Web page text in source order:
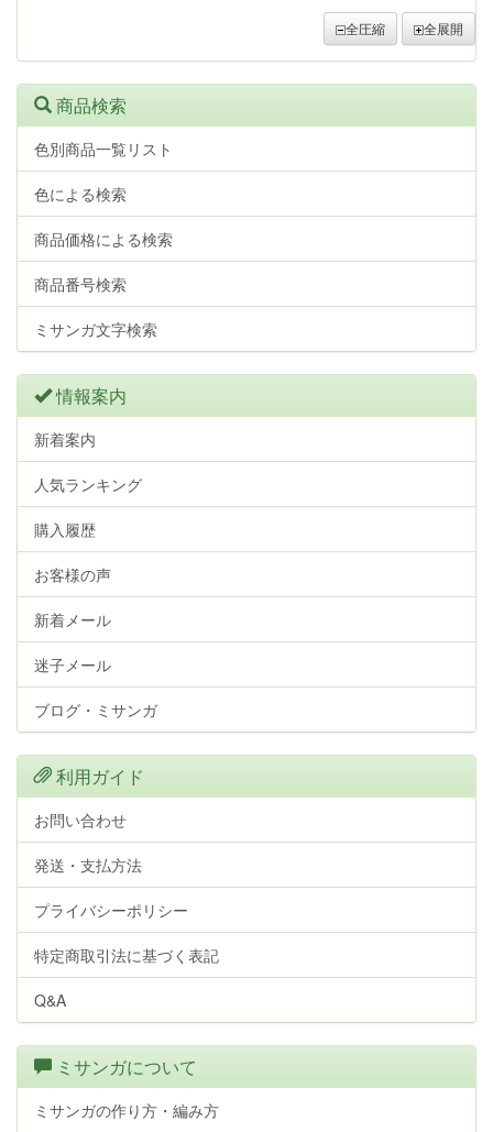
全圧縮 全展開
商品検索
色別商品一覧リスト
色による検索
商品価格による検索
商品番号検索
ミサンガ文字検索
情報案内
新着案内
人気ランキング
購入履歴
お客様の声
新着メール
迷子メール
ブログ・ミサンガ
利用ガイド
お問い合わせ
発送・支払方法
プライバシーポリシー
特定商取引法に基づく表記
Q&A
ミサンガについて
ミサンガの作り方・編み方